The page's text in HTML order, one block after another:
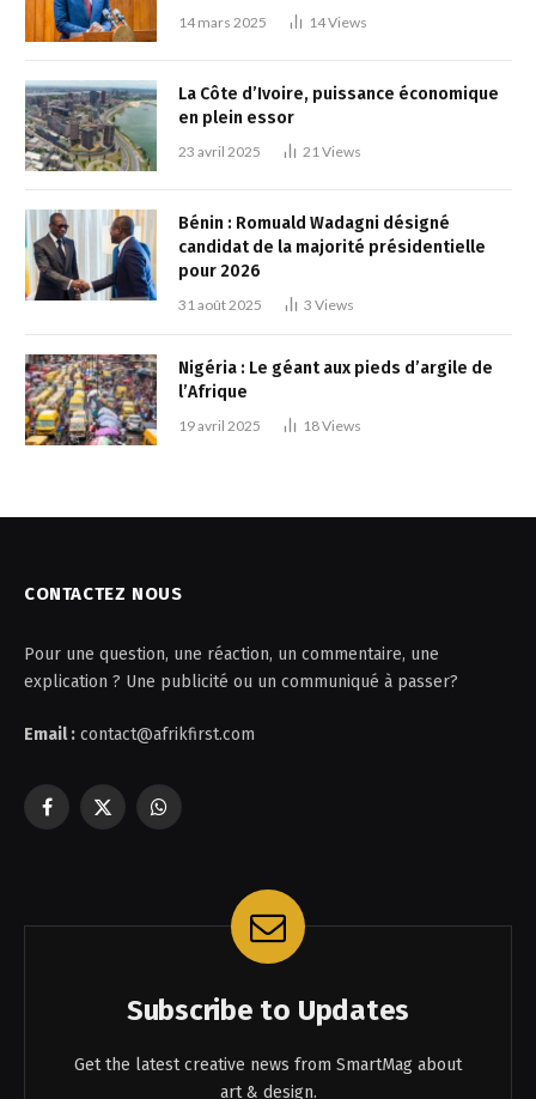
14 mars 2025 14Views
La Côte d’Ivoire, puissance économique
en plein essor
23 avril 2025 21 Views
Bénin : Romuald Wadagni désigné
candidat de la majorité présidentielle
pour 2026
31 août 2025 3 Views
Nigéria : Le géant aux pieds d’argile de
l’Afrique
19 avril 2025 18Views
CONTACTEZ NOUS
Pour une question, une réaction, un commentaire, une
explication ? Une publicité ou un communiqué à passer?
Email : contact@afrikfirst.com
Facebook
X
WhatsApp
Subscribe to Updates
Get the latest creative news from SmartMag about
art & design.